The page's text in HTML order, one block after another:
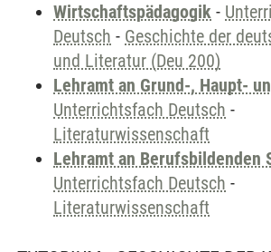
Wirtschaftspädagogik -
Deutsch - Geschichte der
und Literatur (Deu 200)
Lehramt an Grund-, Haupt-
Unterrichtsfach Deutsch -
Literaturwissenschaft
Lehramt an Berufsbildenden
Unterrichtsfach Deutsch -
Literaturwissenschaft